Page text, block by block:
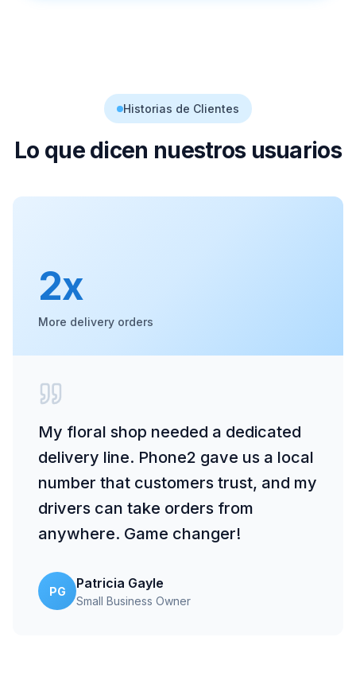
Historias de Clientes
Lo que dicen nuestros usuarios
2x
More delivery orders
My floral shop needed a dedicated
delivery line. Phone2 gave us a local
number that customers trust, and my
drivers can take orders from
anywhere. Game changer!
PG
Patricia Gayle
Small Business Owner